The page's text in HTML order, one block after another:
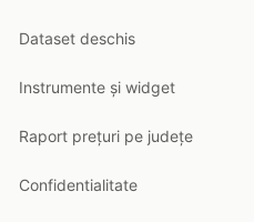
Dataset deschis
Instrumente și widget
Raport prețuri pe județe
Confidentialitate